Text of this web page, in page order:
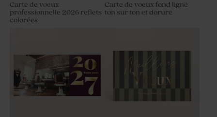
Carte de voeux
professionnelle 2026 reflets
colorées
Carte de voeux fond ligné
ton sur ton et dorure